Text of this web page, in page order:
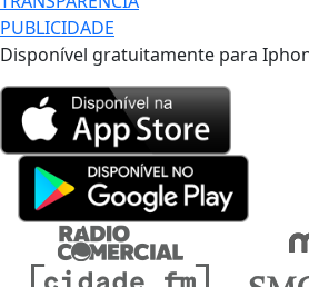
PUBLICIDADE
Disponível gratuitamente para